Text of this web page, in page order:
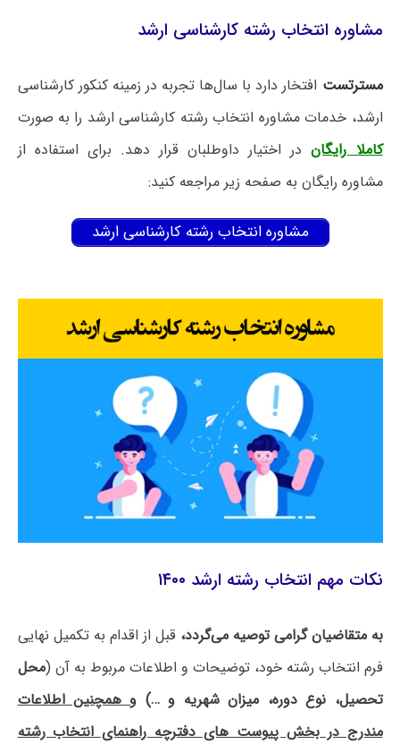
مشاوره انتخاب رشته کارشناسی ارشد
مسترتست افتخار دارد با سال‌ها تجربه در زمینه کنکور کارشناسی
ارشد، خدمات مشاوره انتخاب رشته کارشناسی ارشد را به صورت
کاملا رایگاندر اختیار داوطلبان قرار دهد. برای استفاده از
مشاوره رایگان به صفحه زیر مراجعه کنید:
مشاوره انتخاب رشته کارشناسی ارشد
نکات مهم انتخاب رشته ارشد ۱۴۰۰
به متقاضیان گرامی توصیه می‌گردد،قبل از اقدام به تکمیل نهایی
فرم انتخاب رشته خود، توضیحات و اطلاعات مربوط به آن (محل
تحصیل، نوع دوره، میزان شهریه و …) و همچنین اطلاعات
مندرج در بخش پیوست های دفترچه راهنمای انتخاب رشته